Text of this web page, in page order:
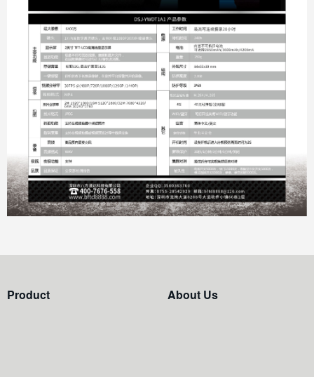
Product About Us